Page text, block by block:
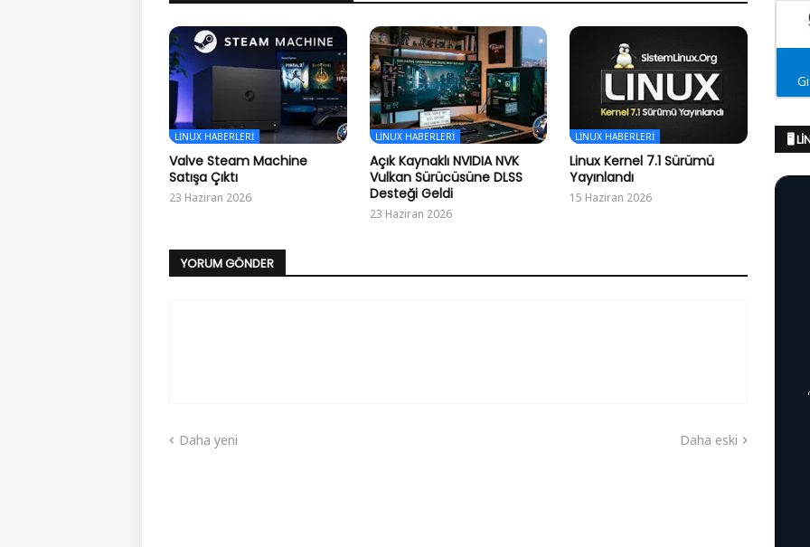
LINUX HABERLERI
Valve Steam Machine
Satışa Çıktı
23 Haziran 2026
LINUX HABERLERI
Açık Kaynaklı NVIDIA NVK
Vulkan Sürücüsüne DLSS
Desteği Geldi
23 Haziran 2026
LINUX HABERLERI
Linux Kernel 7.1 Sürümü
Yayınlandı
15 Haziran 2026
YORUM GÖNDER
Daha yeni Daha eski
🖥️